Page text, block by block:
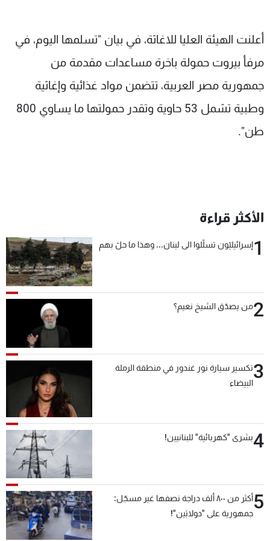
أعلنت الهيئة العليا للاغاثة، في بيان "تسلمها اليوم، في
مرفأ بيروت حمولة باخرة مساعدات مقدمة من
جمهورية مصر العربية، تتضمن مواد غذائية وإغاثية
وطبية تشمل 53 حاوية وتقدر حمولتها ما يساوي 800
طن".
الأكثر قراءة
1إسرائيليّون تسلّلوا الى لبنان... وهذا ما حلّ بهم
2من يصدّق الشيخ نعيم؟
3تكسير سيارة نور غندور في منطقة الرملة
البيضاء
4بشرى "كهربائية" للبنانيين!
5
أكثر من ٨٠٠ ألف دراجة نصفها غير مسجّل:
جمهورية على "دولابَين"!
الترددات
عن MTV
لاعلاناتكم
وظائف
تواصل معنا
شروط الإسـتخدام
سياسة الخصوصية